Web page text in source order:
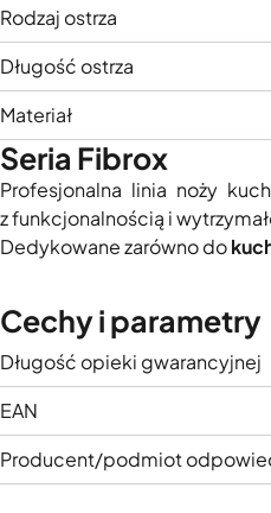
Rodzaj ostrza
Długość ostrza
Materiał
Seria Fibrox
Profesjonalna linia noży
z funkcjonalnością i
Dedykowane zarówno do
Cechy i parametry
Długość opieki gwarancyjnej
EAN
Producent/podmiot